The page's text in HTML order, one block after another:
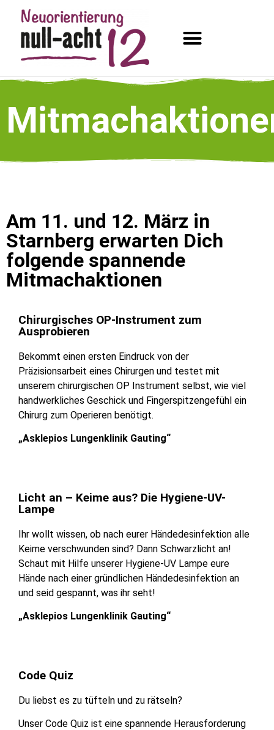
Am 11. und 12. März in
Starnberg erwarten Dich
folgende spannende
Mitmachaktionen
Chirurgisches OP-Instrument zum
Ausprobieren
Bekommt einen ersten Eindruck von der
Präzisionsarbeit eines Chirurgen und testet mit
unserem chirurgischen OP Instrument selbst, wie viel
handwerkliches Geschick und Fingerspitzengefühl ein
Chirurg zum Operieren benötigt.
„Asklepios Lungenklinik Gauting“
Licht an – Keime aus? Die Hygiene-UV-
Lampe
Ihr wollt wissen, ob nach eurer Händedesinfektion alle
Keime verschwunden sind? Dann Schwarzlicht an!
Schaut mit Hilfe unserer Hygiene-UV Lampe eure
Hände nach einer gründlichen Händedesinfektion an
und seid gespannt, was ihr seht!
„Asklepios Lungenklinik Gauting“
Code Quiz
Du liebst es zu tüfteln und zu rätseln?
Unser Code Quiz ist eine spannende Herausforderung